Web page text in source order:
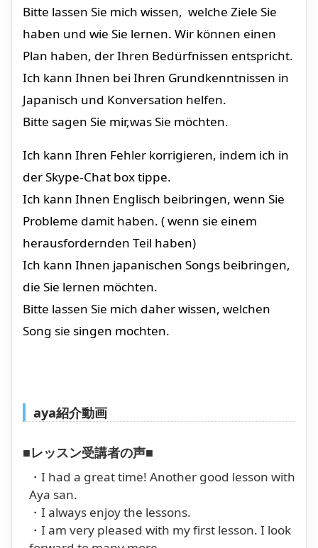
Bitte lassen Sie mich wissen, welche Ziele Sie
haben und wie Sie lernen. Wir können einen
Plan haben, der Ihren Bedürfnissen entspricht.
Ich kann Ihnen bei Ihren Grundkenntnissen in
Japanisch und Konversation helfen.
Bitte sagen Sie mir,was Sie möchten.
Ich kann Ihren Fehler korrigieren, indem ich in
der Skype-Chat box tippe.
Ich kann Ihnen Englisch beibringen, wenn Sie
Probleme damit haben. ( wenn sie einem
herausfordernden Teil haben)
Ich kann Ihnen japanischen Songs beibringen,
die Sie lernen möchten.
Bitte lassen Sie mich daher wissen, welchen
Song sie singen mochten.
aya紹介動画
■レッスン受講者の声■
・I had a great time! Another good lesson with
Aya san.
・I always enjoy the lessons.
・I am very pleased with my first lesson. I look